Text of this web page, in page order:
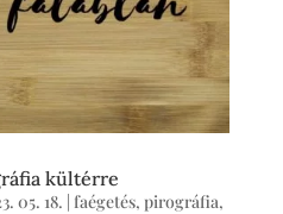
kültérre
05. 18. | faégetés, pirográfia,